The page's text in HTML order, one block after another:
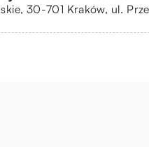
30-701 Kraków, ul.